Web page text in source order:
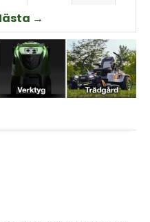
→